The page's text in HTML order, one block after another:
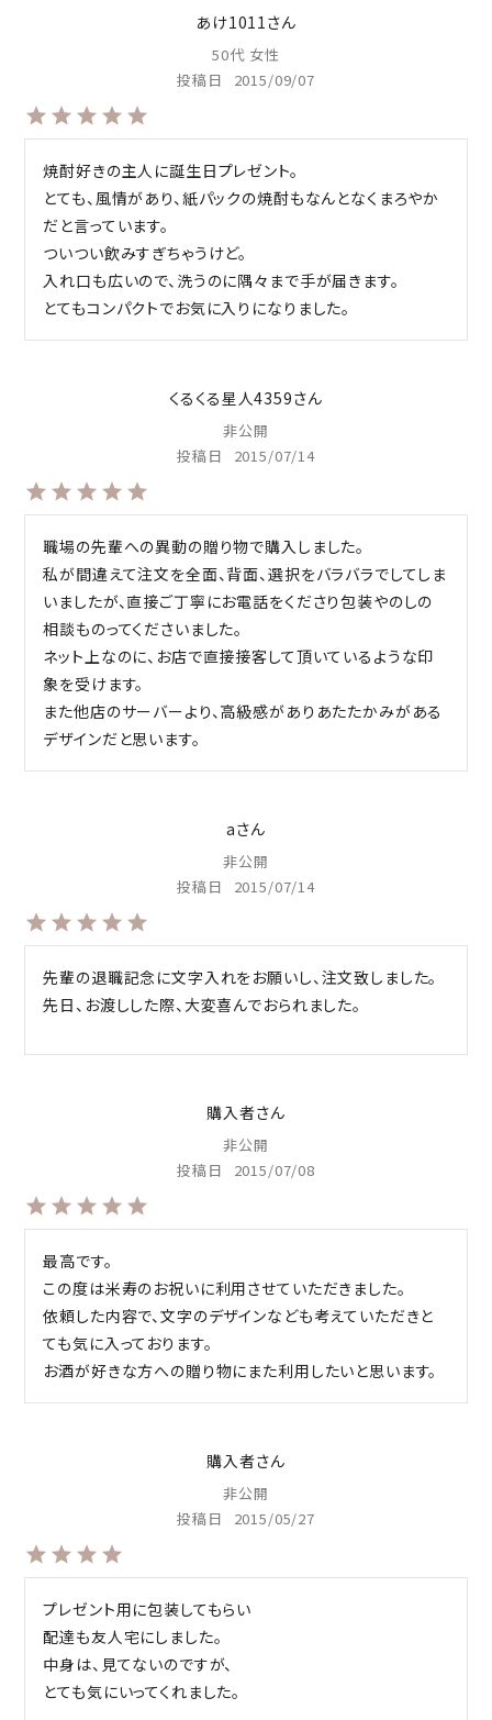
あけ1011
50代 女性
投稿日
2015/09/07
焼酎好きの主人に誕生日プレゼント。
とても、風情があり、紙パックの焼酎もなんとなくまろやか
だと言っています。
ついつい飲みすぎちゃうけど。
入れ口も広いので、洗うのに隅々まで手が届きます。
くるくる星人4359
非公開
投稿日
2015/07/14
職場の先輩への異動の贈り物で購入しました。
私が間違えて注文を全面、背面、選択をバラバラでしてしま
いましたが、直接ご丁寧にお電話をくださり包装やのしの
相談ものってくださいました。
ネット上なのに、お店で直接接客して頂いているような印
象を受けます。
また他店のサーバーより、高級感がありあたたかみがある
a
非公開
投稿日
2015/07/14
先輩の退職記念に文字入れをお願いし、注文致しました。
先日、お渡しした際、大変喜んでおられました。
購入者
非公開
投稿日
2015/07/08
最高です。
この度は米寿のお祝いに利用させていただきました。
依頼した内容で、文字のデザインなども考えていただきと
ても気に入っております。
購入者
非公開
投稿日
2015/05/27
プレゼント用に包装してもらい
配達も友人宅にしました。
中身は、見てないのですが、